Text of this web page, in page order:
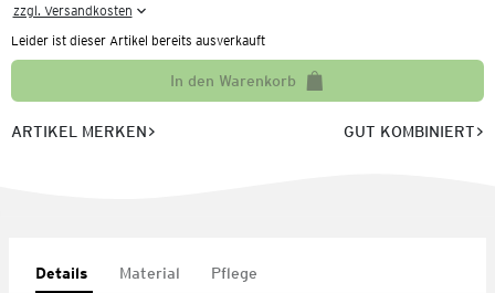
zzgl. Versandkosten
Leider ist dieser Artikel bereits ausverkauft
In den Warenkorb
ARTIKEL MERKEN GUT KOMBINIERT
Details Material Pflege